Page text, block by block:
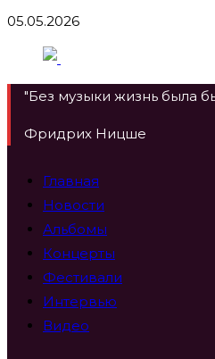
05.05.2026
"Без музыки жизнь была
Фридрих Ницше
Главная
Новости
Альбомы
Концерты
Фестивали
Интервью
Видео